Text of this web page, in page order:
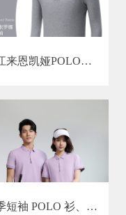
浙江来恩凯娅POLO衫定制厂家 专业长袖POLO衫工装定制服务
夏季短袖 POLO 衫、高端棉质和高档定制